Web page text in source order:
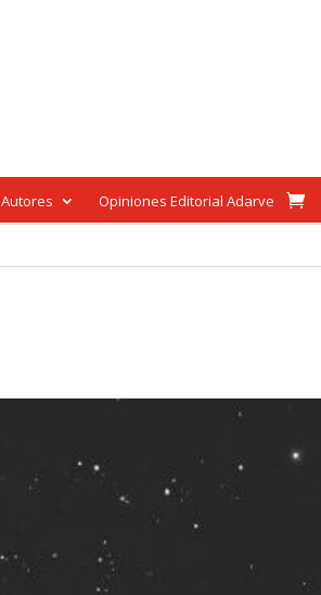
Autores Opiniones Editorial Adarve